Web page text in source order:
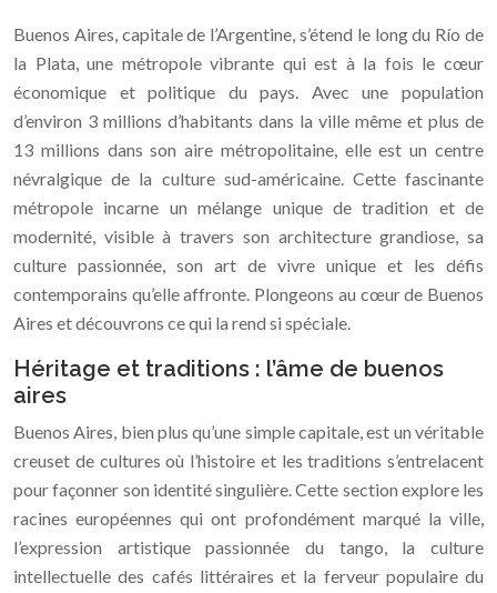
Buenos Aires, capitale de l’Argentine, s’étend le long du Río de
la Plata, une métropole vibrante qui est à la fois le cœur
économique et politique du pays. Avec une population
d’environ 3 millions d’habitants dans la ville même et plus de
13 millions dans son aire métropolitaine, elle est un centre
névralgique de la culture sud-américaine. Cette fascinante
métropole incarne un mélange unique de tradition et de
modernité, visible à travers son architecture grandiose, sa
culture passionnée, son art de vivre unique et les défis
contemporains qu’elle affronte. Plongeons au cœur de Buenos
Aires et découvrons ce qui la rend si spéciale.
Héritage et traditions : l’âme de buenos
aires
Buenos Aires, bien plus qu’une simple capitale, est un véritable
creuset de cultures où l’histoire et les traditions s’entrelacent
pour façonner son identité singulière. Cette section explore les
racines européennes qui ont profondément marqué la ville,
l’expression artistique passionnée du tango, la culture
intellectuelle des cafés littéraires et la ferveur populaire du